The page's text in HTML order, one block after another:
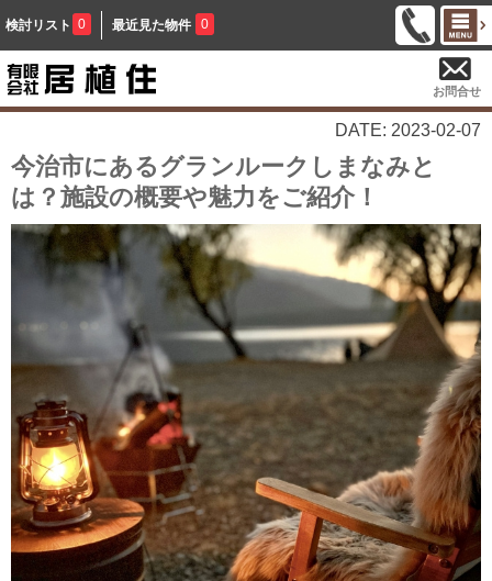
検討リスト 0 最近見た物件 0
お問合せ
DATE: 2023-02-07
今治市にあるグランルークしまなみと
は？施設の概要や魅力をご紹介！